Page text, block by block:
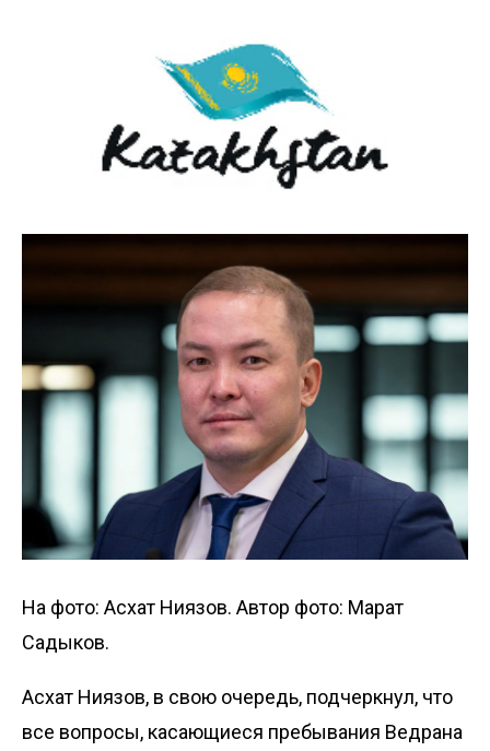
На фото: Асхат Ниязов. Автор фото: Марат
Садыков.
Асхат Ниязов, в свою очередь, подчеркнул, что
все вопросы, касающиеся пребывания Ведрана